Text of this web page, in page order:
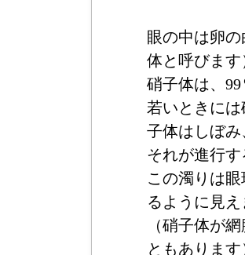
眼の中は卵
体と呼びます
硝子体は、
若いときに
子体はしぼみ
それが進行
この濁りは
るように見え
（硝子体が
ともあります